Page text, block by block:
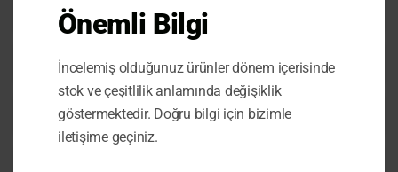
How to find the best ready-to-sell jewelry?
How to find a good jewelry manufacturer?
How to make customizable jewelry?
Önemli Bilgi
İncelemiş olduğunuz ürünler dönem içerisinde
stok ve çeşitlilik anlamında değişiklik
göstermektedir. Doğru bilgi için bizimle
iletişime geçiniz.